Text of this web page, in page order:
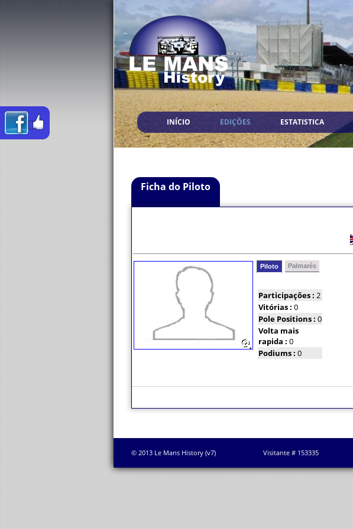
INÍCIO EDIÇÕES ESTATISTICA
Ficha do Piloto
Piloto Palmarés
Participações : 2
Vitórias : 0
Pole Positions : 0
Volta mais
rapida : 0
Podiums : 0
© 2013 Le Mans History (v7) Visitante # 153335